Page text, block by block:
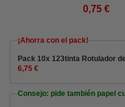
0,75 €
¡Ahorra con el pack!
Pack 10x 123tinta Rotulador
6,75 €
Consejo: pide también papel